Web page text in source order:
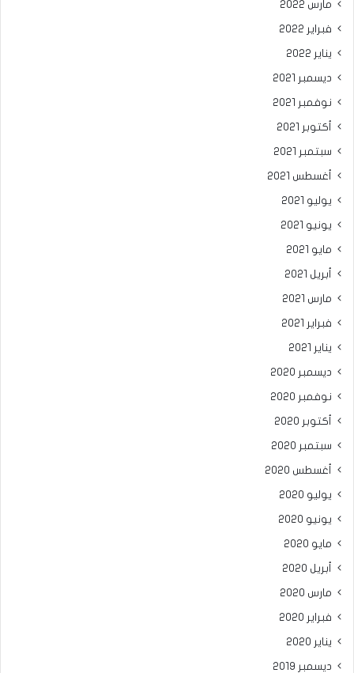
مارس 2022
فبراير 2022
يناير 2022
ديسمبر 2021
نوفمبر 2021
أكتوبر 2021
سبتمبر 2021
أغسطس 2021
يوليو 2021
يونيو 2021
مايو 2021
أبريل 2021
مارس 2021
فبراير 2021
يناير 2021
ديسمبر 2020
نوفمبر 2020
أكتوبر 2020
سبتمبر 2020
أغسطس 2020
يوليو 2020
يونيو 2020
مايو 2020
أبريل 2020
مارس 2020
فبراير 2020
يناير 2020
ديسمبر 2019